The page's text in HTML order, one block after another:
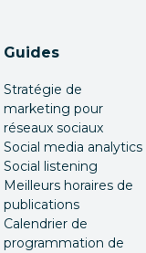
Guides
Stratégie de
marketing pour
réseaux sociaux
Social media analytics
Social listening
Meilleurs horaires de
publications
Calendrier de
programmation de